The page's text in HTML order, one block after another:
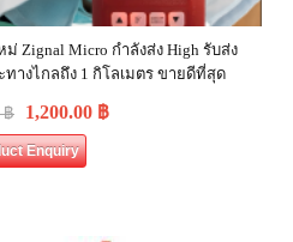
Zignal Micro กำลังส่ง High รับส่ง
างไกลถึง 1 กิโลเมตร ขายดีที่สุด
฿ 1,200.00 ฿
Enquiry